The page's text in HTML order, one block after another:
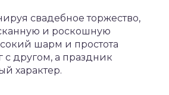
свадебное торжество,
и роскошную
шарм и простота
с другом, а праздник
характер.